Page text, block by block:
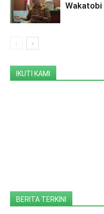
Wakatobi
IKUTI KAMI
BERITA TERKINI